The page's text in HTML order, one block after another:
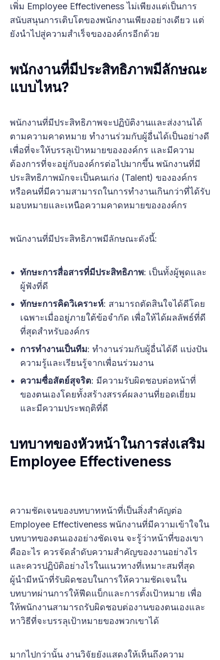
เพิ่ม Employee Effectiveness ไม่เพียงแต่เป็นการ
สนับสนุนการเติบโตของพนักงานเพียงอย่างเดียว แต่
ยังนำไปสู่ความสำเร็จขององค์กรอีกด้วย
พนักงานที่มีประสิทธิภาพมีลักษณะ
แบบไหน?
พนักงานที่มีประสิทธิภาพจะปฏิบัติงานและส่งงานได้
ตามความคาดหมาย ทำงานร่วมกับผู้อื่นได้เป็นอย่างดี
เพื่อที่จะให้บรรลุเป้าหมายขององค์กร และมีความ
ต้องการที่จะอยู่กับองค์กรต่อไปมากขึ้น พนักงานที่มี
ประสิทธิภาพมักจะเป็นคนเก่ง (Talent) ขององค์กร
หรือคนที่มีความสามารถในการทำงานเกินกว่าที่ได้รับ
มอบหมายและเหนือความคาดหมายขององค์กร
พนักงานที่มีประสิทธิภาพมีลักษณะดังนี้:
ทักษะการสื่อสารที่มีประสิทธิภาพ: เป็นทั้งผู้พูดและ
ผู้ฟังที่ดี
ทักษะการคิดวิเคราะห์: สามารถตัดสินใจได้ดีโดย
เฉพาะเมื่ออยู่ภายใต้ข้อจำกัด เพื่อให้ได้ผลลัพธ์ที่ดี
ที่สุดสำหรับองค์กร
การทำงานเป็นทีม: ทำงานร่วมกับผู้อื่นได้ดี แบ่งปัน
ความรู้และเรียนรู้จากเพื่อนร่วมงาน
ความซื่อสัตย์สุจริต: มีความรับผิดชอบต่อหน้าที่
ของตนเองโดยทั้งสร้างสรรค์ผลงานที่ยอดเยี่ยม
และมีความประพฤติที่ดี
บทบาทของหัวหน้าในการส่งเสริม
Employee Effectiveness
ความชัดเจนของบทบาทหน้าที่เป็นสิ่งสำคัญต่อ
Employee Effectiveness พนักงานที่มีความเข้าใจใน
บทบาทของตนเองอย่างชัดเจน จะรู้ว่าหน้าที่ของเขา
คืออะไร ควรจัดลำดับความสำคัญของงานอย่างไร
และควรปฏิบัติอย่างไรในแนวทางที่เหมาะสมที่สุด
ผู้นำมีหน้าที่รับผิดชอบในการให้ความชัดเจนใน
บทบาทผ่านการให้ฟีดแบ็กและการตั้งเป้าหมาย เพื่อ
ให้พนักงานสามารถรับผิดชอบต่องานของตนเองและ
หาวิธีที่จะบรรลุเป้าหมายของพวกเขาได้
มากไปกว่านั้น งานวิจัยยังแสดงให้เห็นถึงความ